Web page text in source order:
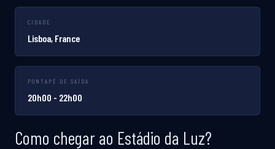
CIDADE
Lisboa, France
PONTAPÉ DE SAÍDA
20h00 - 22h00
Como chegar ao Estádio da Luz?